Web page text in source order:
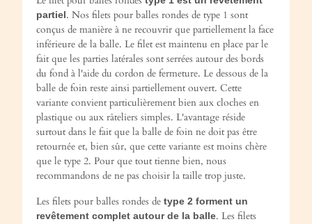
partiel. Nos filets pour balles rondes de type 1 sont
conçus de manière à ne recouvrir que partiellement la face
inférieure de la balle. Le filet est maintenu en place par le
fait que les parties latérales sont serrées autour des bords
du fond à l'aide du cordon de fermeture. Le dessous de la
balle de foin reste ainsi partiellement ouvert. Cette
variante convient particulièrement bien aux cloches en
plastique ou aux râteliers simples. L'avantage réside
surtout dans le fait que la balle de foin ne doit pas être
retournée et, bien sûr, que cette variante est moins chère
que le type 2. Pour que tout tienne bien, nous
recommandons de ne pas choisir la taille trop juste.
Les filets pour balles rondes de type 2 forment un
revêtement complet autour de la balle. Les filets